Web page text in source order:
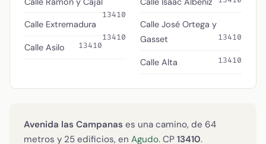
13410
Calle Extremadura
13410
Calle Asilo 13410
Calle José Ortega y
Gasset
13410
Calle Alta 13410
Avenida las Campanas es una camino, de 64
metros y 25 edificios, en Agudo. CP 13410.